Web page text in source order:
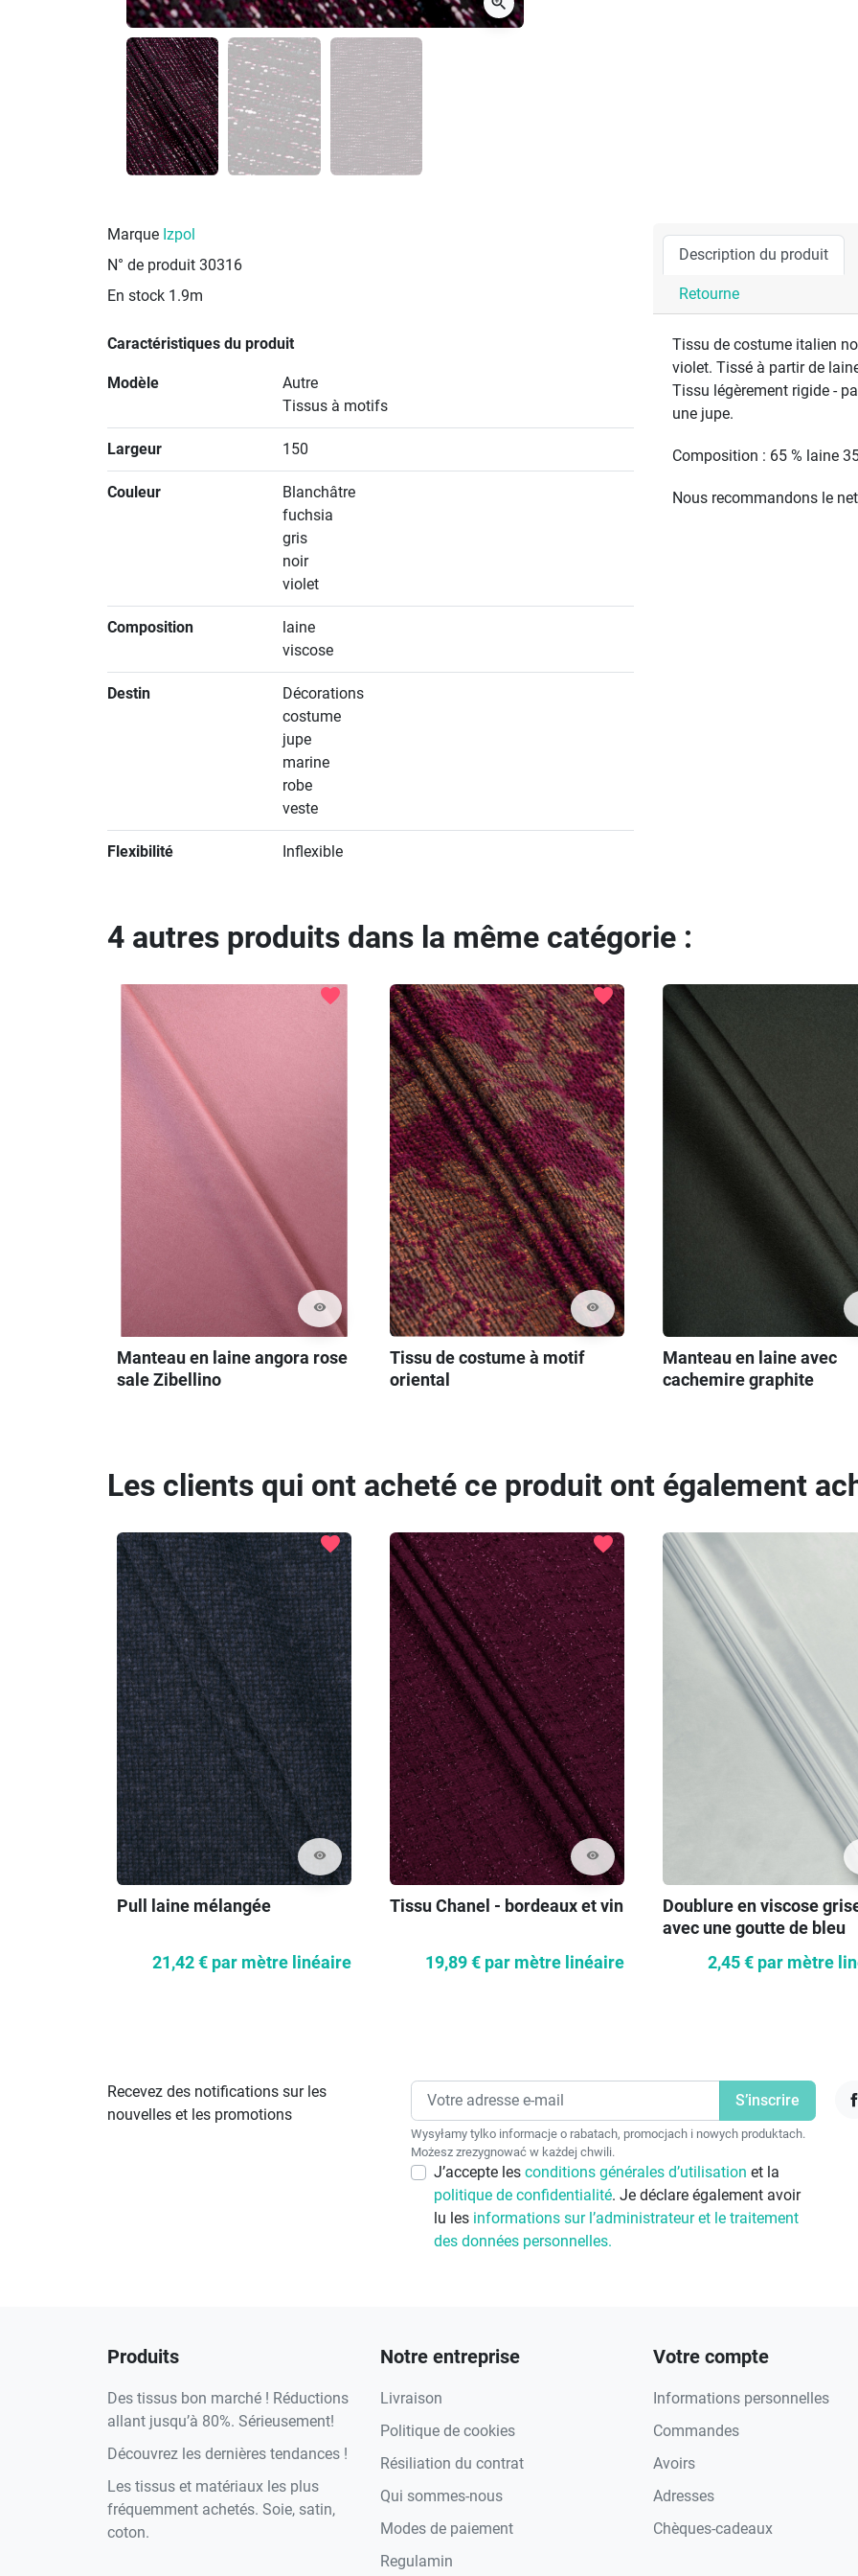
Marque Izpol
N° de produit 30316
En stock 1.9m
Caractéristiques du produit
Modèle
Autre
Tissus à motifs
Largeur 150
Couleur
Blanchâtre
fuchsia
gris
noir
violet
Composition
laine
viscose
Destin
Décorations
costume
jupe
marine
robe
veste
Flexibilité Inflexible
Description du produit
Retourne
Tissu de costume italien
violet. Tissé à partir de
Tissu légèrement rigide -
une jupe.
Composition : 65 % laine
Nous recommandons le
4 autres produits dans la même catégorie :
visibility
favorite
Manteau en laine angora rose
sale Zibellino
visibility
favorite
Tissu de costume à motif
oriental
Manteau en laine avec
cachemire graphite
Les clients qui ont acheté ce produit ont également
visibility
favorite
Pull laine mélangée
21,42 € par mètre linéaire
visibility
favorite
Tissu Chanel - bordeaux et vin
19,89 € par mètre linéaire
Doublure en viscose
avec une goutte de bleu
2,45 € par mètre
Recevez des notifications sur les
nouvelles et les promotions
Wysyłamy tylko informacje o rabatach, promocjach i nowych produktach.
Możesz zrezygnować w każdej chwili.
J’accepte les conditions générales d’utilisation et la
politique de confidentialité. Je déclare également avoir
lu les informations sur l’administrateur et le traitement
des données personnelles.
Produits
Des tissus bon marché ! Réductions
allant jusqu’à 80%. Sérieusement!
Découvrez les dernières tendances !
Les tissus et matériaux les plus
fréquemment achetés. Soie, satin,
coton.
Notre entreprise
Livraison
Politique de cookies
Résiliation du contrat
Qui sommes-nous
Modes de paiement
Regulamin
Votre compte
Informations personnelles
Commandes
Avoirs
Adresses
Chèques-cadeaux